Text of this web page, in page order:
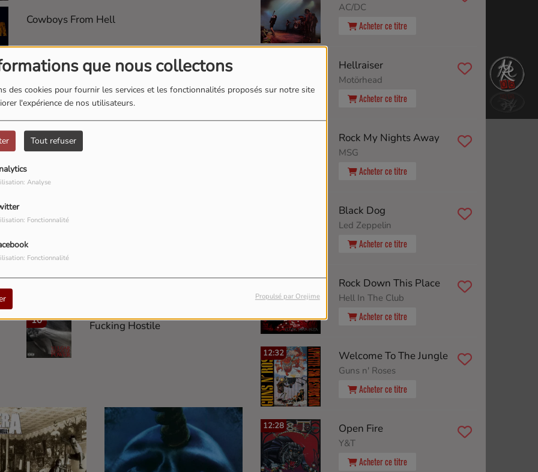
que nous collectons
des cookies pour fournir les services et les fonctionnalités proposés sur notre site
l'expérience de nos utilisateurs.
Tout refuser
Analyse
Fonctionnalité
Fonctionnalité
Propulsé par Orejime
Cowboys From Hell
Cemetery Gates
This Love
I'm Broken
Domination
5 Minutes Alone
10 Fucking Hostile
AC/DC
Acheter ce titre
Hellraiser
Motörhead
Acheter ce titre
Rock My Nights Away
MSG
Acheter ce titre
Black Dog
Led Zeppelin
Acheter ce titre
12:36 Rock Down This Place
Hell In The Club
Acheter ce titre
12:32 Welcome To The Jungle
Guns n' Roses
Acheter ce titre
12:28 Open Fire
Y&T
Acheter ce titre